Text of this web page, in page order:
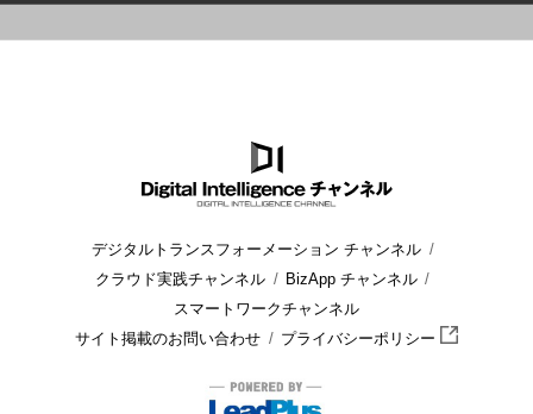
デジタルトランスフォーメーション チャンネル
クラウド実践チャンネル
BizApp チャンネル
スマートワークチャンネル
サイト掲載のお問い合わせ
プライバシーポリシー